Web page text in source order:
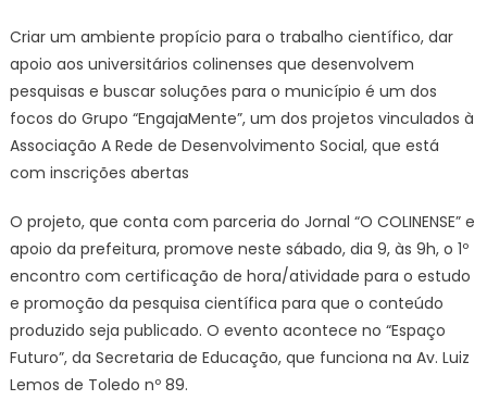
Criar um ambiente propício para o trabalho científico, dar
apoio aos universitários colinenses que desenvolvem
pesquisas e buscar soluções para o município é um dos
focos do Grupo “EngajaMente”, um dos projetos vinculados à
Associação A Rede de Desenvolvimento Social, que está
com inscrições abertas
O projeto, que conta com parceria do Jornal “O COLINENSE” e
apoio da prefeitura, promove neste sábado, dia 9, às 9h, o 1º
encontro com certificação de hora/atividade para o estudo
e promoção da pesquisa científica para que o conteúdo
produzido seja publicado. O evento acontece no “Espaço
Futuro”, da Secretaria de Educação, que funciona na Av. Luiz
Lemos de Toledo nº 89.